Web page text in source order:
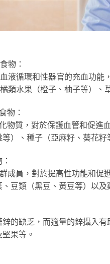
物：
液循環和性器官的充血功
類水果（橙子、柚子等）、
物：
物質，對於保護血管和促進
）、種子（亞麻籽、葵花
成員，對於提高性功能和促
豆類（黑豆、黃豆等）以及
的缺乏，而適量的鋅攝入
果等。